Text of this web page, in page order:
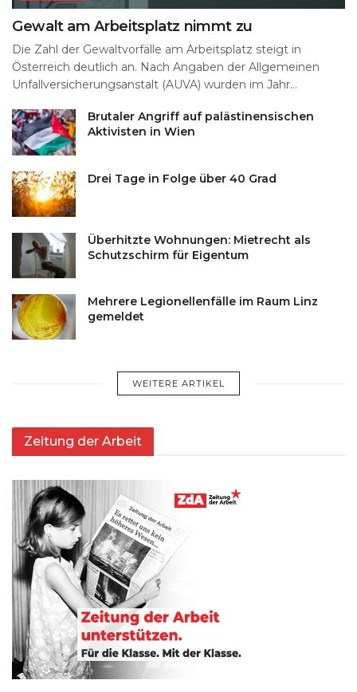
Gewalt am Arbeitsplatz nimmt zu
Die Zahl der Gewaltvorfälle am Arbeitsplatz steigt in
Österreich deutlich an. Nach Angaben der Allgemeinen
Unfallversicherungsanstalt (AUVA) wurden im Jahr...
Brutaler Angriff auf palästinensischen
Aktivisten in Wien
Drei Tage in Folge über 40 Grad
Überhitzte Wohnungen: Mietrecht als
Schutzschirm für Eigentum
Mehrere Legionellenfälle im Raum Linz
gemeldet
WEITERE ARTIKEL
Zeitung der Arbeit